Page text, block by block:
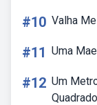
#10 Valha
#11 Uma
#12 Um